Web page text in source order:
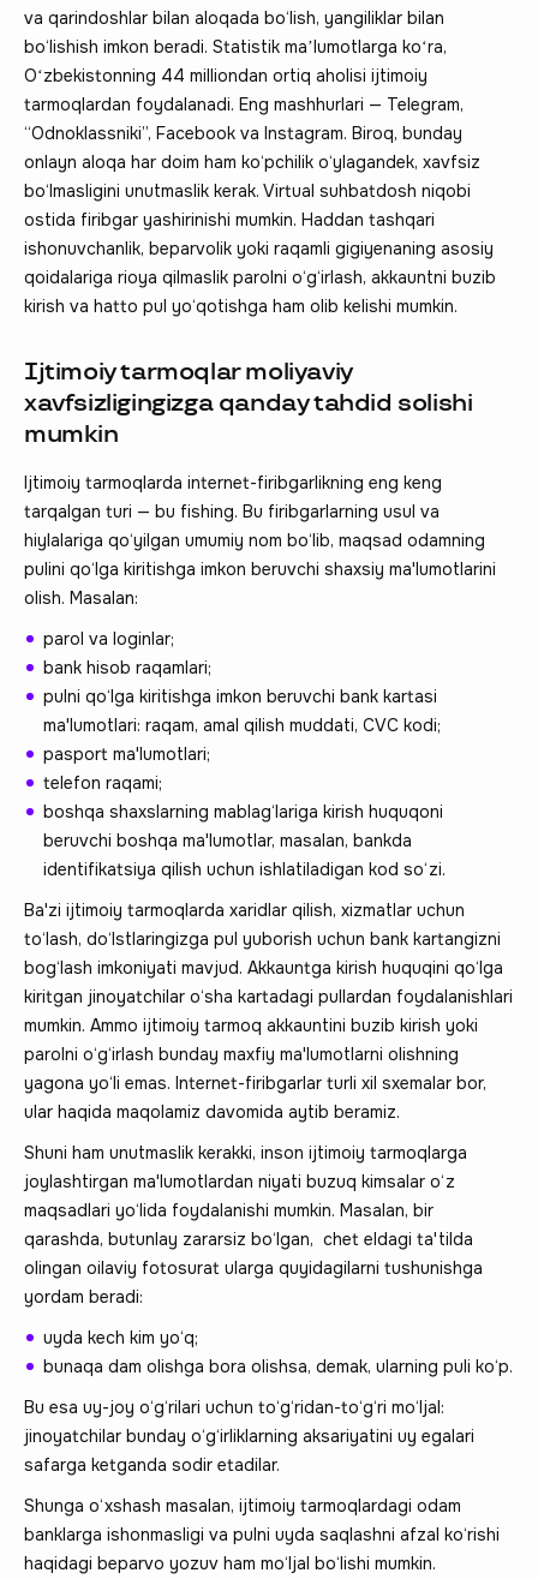
va qarindoshlar bilan aloqada bo‘lish, yangiliklar bilan
bo‘lishish imkon beradi. Statistik maʼlumotlarga koʻra,
Oʻzbekistonning 44 milliondan ortiq aholisi ijtimoiy
tarmoqlardan foydalanadi. Eng mashhurlari — Telegram,
“Odnoklassniki”, Facebook va Instagram. Biroq, bunday
onlayn aloqa har doim ham ko‘pchilik o‘ylagandek, xavfsiz
bo‘lmasligini unutmaslik kerak. Virtual suhbatdosh niqobi
ostida firibgar yashirinishi mumkin. Haddan tashqari
ishonuvchanlik, beparvolik yoki raqamli gigiyenaning asosiy
qoidalariga rioya qilmaslik parolni o‘g‘irlash, akkauntni buzib
kirish va hatto pul yo‘qotishga ham olib kelishi mumkin.
Ijtimoiy tarmoqlar moliyaviy
xavfsizligingizga qanday tahdid solishi
mumkin
Ijtimoiy tarmoqlarda internet-firibgarlikning eng keng
tarqalgan turi — bu fishing. Bu firibgarlarning usul va
hiylalariga qo‘yilgan umumiy nom bo‘lib, maqsad odamning
pulini qo‘lga kiritishga imkon beruvchi shaxsiy ma'lumotlarini
olish. Masalan:
parol va loginlar;
bank hisob raqamlari;
pulni qo‘lga kiritishga imkon beruvchi bank kartasi
ma'lumotlari: raqam, amal qilish muddati, CVC kodi;
pasport ma'lumotlari;
telefon raqami;
boshqa shaxslarning mablag‘lariga kirish huquqoni
beruvchi boshqa ma'lumotlar, masalan, bankda
identifikatsiya qilish uchun ishlatiladigan kod so‘zi.
Ba'zi ijtimoiy tarmoqlarda xaridlar qilish, xizmatlar uchun
to‘lash, do‘lstlaringizga pul yuborish uchun bank kartangizni
bog‘lash imkoniyati mavjud. Akkauntga kirish huquqini qo‘lga
kiritgan jinoyatchilar o‘sha kartadagi pullardan foydalanishlari
mumkin. Ammo ijtimoiy tarmoq akkauntini buzib kirish yoki
parolni o‘g‘irlash bunday maxfiy ma'lumotlarni olishning
yagona yo‘li emas. Internet-firibgarlar turli xil sxemalar bor,
ular haqida maqolamiz davomida aytib beramiz.
Shuni ham unutmaslik kerakki, inson ijtimoiy tarmoqlarga
joylashtirgan ma'lumotlardan niyati buzuq kimsalar o‘z
maqsadlari yo‘lida foydalanishi mumkin. Masalan, bir
qarashda, butunlay zararsiz bo‘lgan, chet eldagi ta'tilda
olingan oilaviy fotosurat ularga quyidagilarni tushunishga
yordam beradi:
uyda kech kim yo‘q;
bunaqa dam olishga bora olishsa, demak, ularning puli ko‘p.
Bu esa uy-joy o‘g‘rilari uchun to‘g‘ridan-to‘g‘ri mo‘ljal:
jinoyatchilar bunday o‘g‘irliklarning aksariyatini uy egalari
safarga ketganda sodir etadilar.
Shunga o‘xshash masalan, ijtimoiy tarmoqlardagi odam
banklarga ishonmasligi va pulni uyda saqlashni afzal ko‘rishi
haqidagi beparvo yozuv ham mo‘ljal bo‘lishi mumkin.